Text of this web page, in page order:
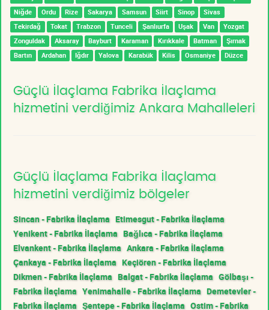
Niğde
Ordu Rize Sakarya Samsun Siirt Sinop
Sivas
Tekirdağ
Tokat Trabzon Tunceli Şanlıurfa Uşak Van
Yozgat
Zonguldak
Aksaray Bayburt Karaman Kırıkkale Batman
Şırnak
Bartın
Ardahan Iğdır Yalova Karabük Kilis Osmaniye Düzce
Güçlü İlaçlama Fabrika İlaçlama
hizmetini verdiğimiz Ankara Mahalleleri
Güçlü İlaçlama Fabrika İlaçlama
hizmetini verdiğimiz bölgeler
Sincan - Fabrika İlaçlama Etimesgut - Fabrika İlaçlama
Yenikent - Fabrika İlaçlama Bağlıca - Fabrika İlaçlama
Elvankent - Fabrika İlaçlama Ankara - Fabrika İlaçlama
Çankaya - Fabrika İlaçlama Keçiören - Fabrika İlaçlama
Dikmen - Fabrika İlaçlama Balgat - Fabrika İlaçlama Gölbaşı -
Fabrika İlaçlama Yenimahalle - Fabrika İlaçlama Demetevler -
Fabrika İlaçlama Şentepe - Fabrika İlaçlama Ostim - Fabrika